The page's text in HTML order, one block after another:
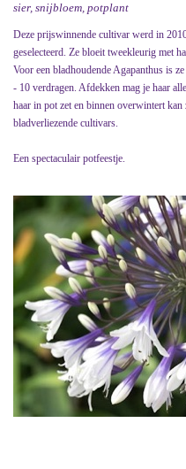
sier, snijbloem, potplant
Deze prijswinnende cultivar werd in
geselecteerd. Ze bloeit tweekleurig met
Voor een bladhoudende Agapanthus is
- 10 verdragen. Afdekken mag je haar
haar in pot zet en binnen overwintert kan
bladverliezende cultivars.
Een spectaculair potfeestje.